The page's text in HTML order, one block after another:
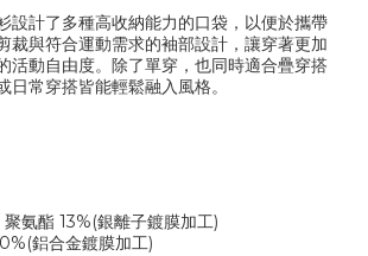
設計了多種高收納能力的口袋，以便於攜帶
裁與符合運動需求的袖部設計，讓穿著更加
活動自由度。除了單穿，也同時適合疊穿搭
日常穿搭皆能輕鬆融入風格。
聚氨酯 13%(銀離子鍍膜加工)
鋁合金鍍膜加工)